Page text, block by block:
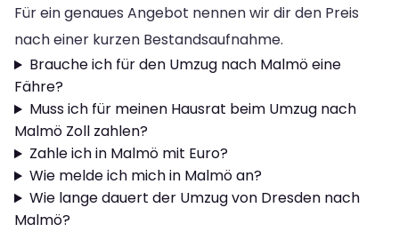
Für ein genaues Angebot nennen wir dir den Preis
nach einer kurzen Bestandsaufnahme.
Brauche ich für den Umzug nach Malmö eine
Fähre?
Muss ich für meinen Hausrat beim Umzug nach
Malmö Zoll zahlen?
Zahle ich in Malmö mit Euro?
Wie melde ich mich in Malmö an?
Wie lange dauert der Umzug von Dresden nach
Malmö?